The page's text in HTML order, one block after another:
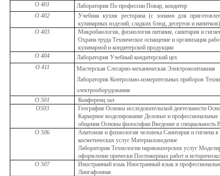
О 401
ЛабораторияПо профессии Повар, кондитер
О 402
Учебная кухня ресторана (с зонами для
кулинарных изделий, сладких блюд, десертов и напитков)
О 403
Микробиология, физиология питания, санитария и
Охрана трудаТехническое оснащение и организация
кулинарной и кондитерской продукции
О 404
Лаборатория Учебный кондитерский цех
О 411
МастерскаяСлесарно-механическая Электромонтажная
ЛабораторияКонтрольно-измерительных приборов
электрооборудования
О 501
Конференц зал
О503
География Основы исследовательской деятельности
Карьерное моделирование Деловые и
общения Основы философии Введение в специальность
О 506
Анатомия и физиология человека Санитария и гигиена
косметических услуг Материаловедение
Лаборатория Технологии парикмахерских услуг
оформление прическиПостижерных работ и
О 507
Иностранный язык Иностранный язык в
Лингафонная